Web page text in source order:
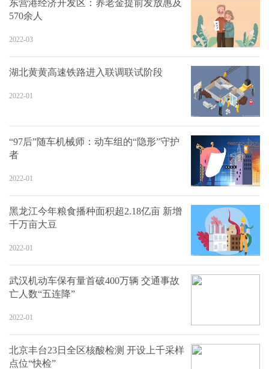
东营港经济开发区：养老金提前发放惠及
570余人
2022-03
湖北黄黄高速铁路进入联调联试阶段
2022-01
“97后”随车机械师：动车组的“隐形”守护
者
2022-01
黑龙江今年粮食播种面积超2.18亿亩 新增
千万亩大豆
2022-01
武汉机动车保有量首破400万辆 交通事故
亡人数“五连降”
2022-01
北京丰台23日全区核酸检测 开设上千采样
点位“快检”